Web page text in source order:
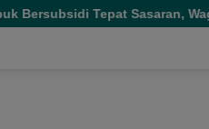
Sasaran, Wagub Malut